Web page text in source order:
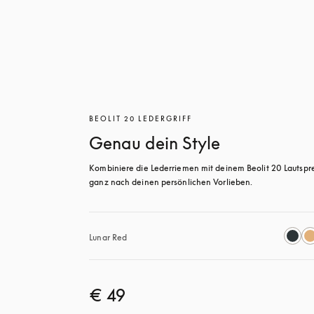
BEOLIT 20 LEDERGRIFF
Genau dein Style
Kombiniere die Lederriemen mit deinem Beolit 20
ganz nach deinen persönlichen Vorlieben.
Lunar Red
€ 49